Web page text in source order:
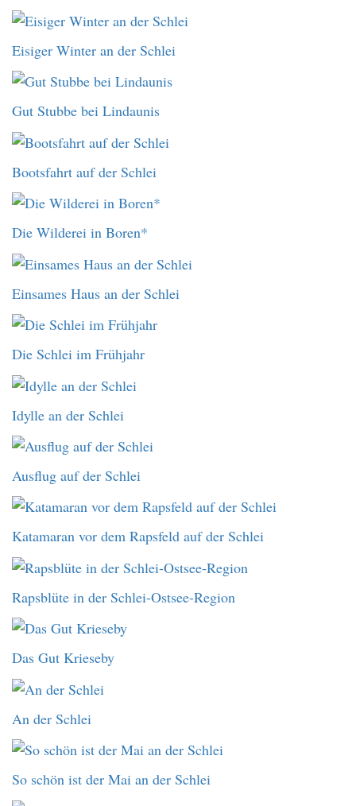
Eisiger Winter an der Schlei
Gut Stubbe bei Lindaunis
Bootsfahrt auf der Schlei
Die Wilderei in Boren*
Einsames Haus an der Schlei
Die Schlei im Frühjahr
Idylle an der Schlei
Ausflug auf der Schlei
Katamaran vor dem Rapsfeld auf der Schlei
Rapsblüte in der Schlei-Ostsee-Region
Das Gut Krieseby
An der Schlei
So schön ist der Mai an der Schlei